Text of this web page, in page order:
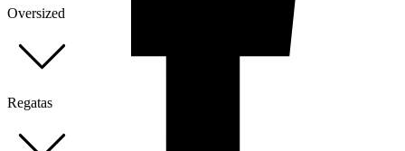
Oversized
Regatas